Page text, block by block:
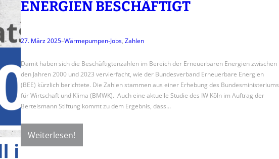
ENERGIEN BESCHÄFTIGT
27. März 2025–Wärmepumpen-Jobs, Zahlen
Damit haben sich die Beschäftigtenzahlen im Bereich der Erneuerbaren Energien zwischen
den Jahren 2000 und 2023 vervierfacht, wie der Bundesverband Erneuerbare Energien
(BEE) kürzlich berichtete. Die Zahlen stammen aus einer Erhebung des Bundesministeriums
für Wirtschaft und Klima (BMWK). Auch eine aktuelle Studie des IW Köln im Auftrag der
Bertelsmann Stiftung kommt zu dem Ergebnis, dass…
Weiterlesen!